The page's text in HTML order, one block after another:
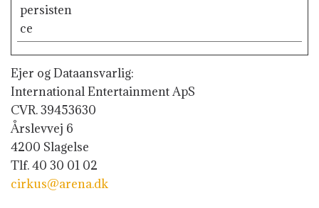
persisten
ce
Ejer og Dataansvarlig:
International Entertainment ApS
CVR. 39453630
Årslevvej 6
4200 Slagelse
Tlf. 40 30 01 02
cirkus@arena.dk